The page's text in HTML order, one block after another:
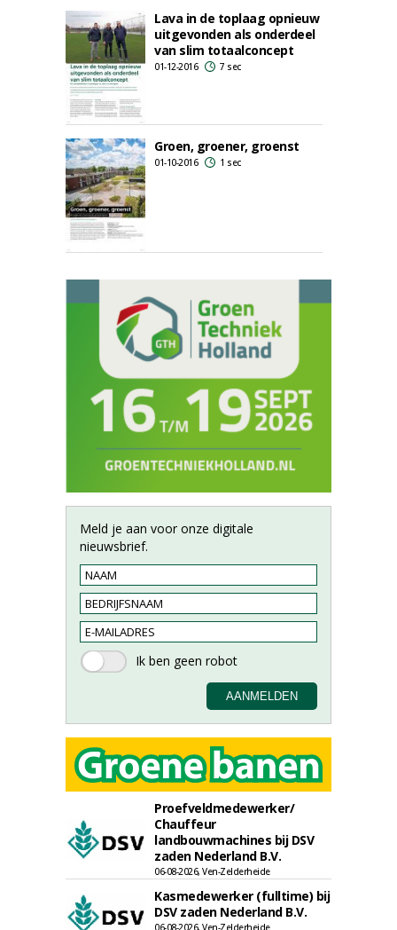
Lava in de toplaag opnieuw
uitgevonden als onderdeel
van slim totaalconcept
01-12-2016 7 sec
Groen, groener, groenst
01-10-2016 1 sec
Meld je aan voor onze digitale
nieuwsbrief.
Proefveldmedewerker/
Chauffeur
landbouwmachines bij DSV
zaden Nederland B.V.
06-08-2026, Ven-Zelderheide
Kasmedewerker (fulltime) bij
DSV zaden Nederland B.V.
06-08-2026, Ven-Zelderheide